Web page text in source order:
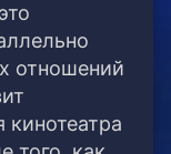
отношений